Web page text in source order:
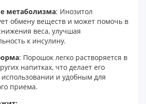
метаболизма: Инозитол
обмену веществ и может помочь в
веса, улучшая
к инсулину.
: Порошок легко растворяется в
напитках, что делает его
и удобным для
приема.